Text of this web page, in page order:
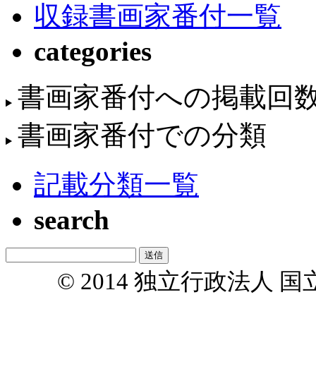
収録書画家番付一覧
categories
書画家番付への掲載回
書画家番付での分類
記載分類一覧
search
© 2014 独立行政法人 国